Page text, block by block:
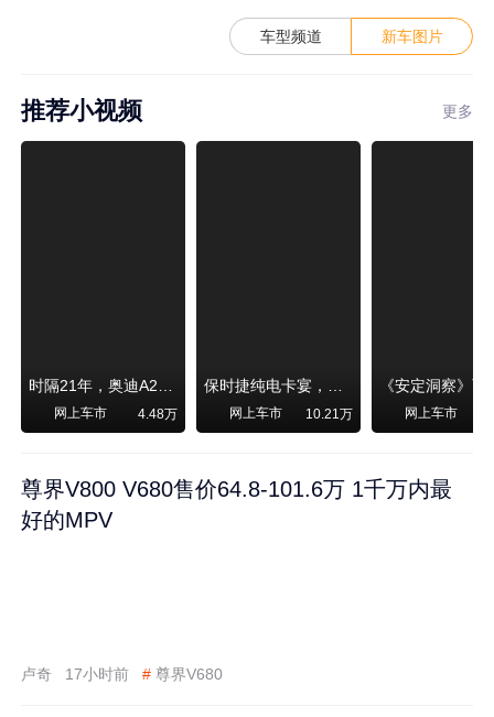
车型频道 新车图片
推荐小视频 更多
时隔21年，奥迪A2强势归来！
网上车市 4.48万
保时捷纯电卡宴，跑赛道！比超级跑车性能还强，动力、刹车竟然没有热衰减
网上车市 10.21万 网上车市
尊界V800 V680售价64.8-101.6万 1千万内最
好的MPV
卢奇 17小时前 # 尊界V680